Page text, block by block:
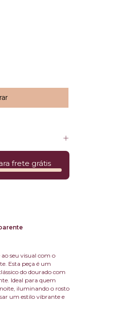
frete grátis
seu visual com o
Esta peça é um
do dourado com
Ideal para quem
iluminando o rosto
um estilo vibrante e